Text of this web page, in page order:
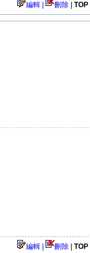
編輯 | 刪除 TOP
編輯 | 刪除 TOP